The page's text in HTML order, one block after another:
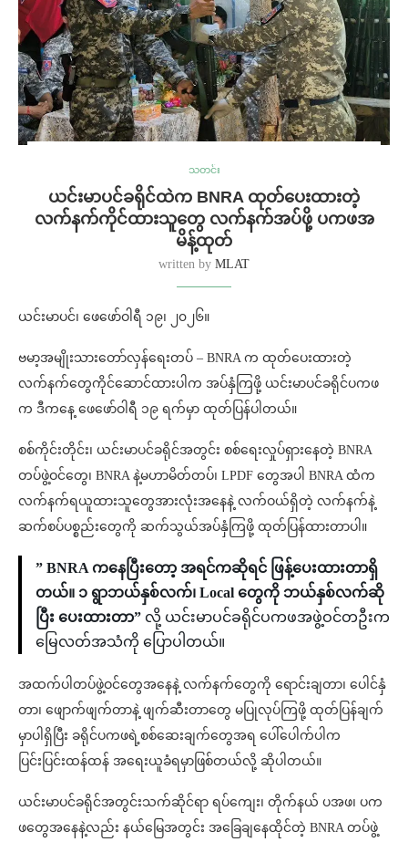
သတင်း
ယင်းမာပင်ခရိုင်ထဲက BNRA ထုတ်ပေးထားတဲ့
လက်နက်ကိုင်ထားသူတွေ လက်နက်အပ်ဖို့ ပကဖအ
မိန့်ထုတ်
written by MLAT
ယင်းမာပင်၊ ဖေဖော်ဝါရီ ၁၉၊ ၂၀၂၆။
ဗမာ့အမျိုးသားတော်လှန်ရေးတပ် – BNRA က ထုတ်ပေးထားတဲ့
လက်နက်တွေကိုင်ဆောင်ထားပါက အပ်နှံကြဖို့ ယင်းမာပင်ခရိုင်ပကဖ
က ဒီကနေ့ ဖေဖော်ဝါရီ ၁၉ ရက်မှာ ထုတ်ပြန်ပါတယ်။
စစ်ကိုင်းတိုင်း၊ ယင်းမာပင်ခရိုင်အတွင်း စစ်ရေးလှုပ်ရှားနေတဲ့ BNRA
တပ်ဖွဲ့ဝင်တွေ၊ BNRA နဲ့မဟာမိတ်တပ်၊ LPDF တွေအပါ BNRA ထံက
လက်နက်ရယူထားသူတွေအားလုံးအနေနဲ့ လက်ဝယ်ရှိတဲ့ လက်နက်နဲ့
ဆက်စပ်ပစ္စည်းတွေကို ဆက်သွယ်အပ်နှံကြဖို့ ထုတ်ပြန်ထားတာပါ။
” BNRA ကနေပြီးတော့ အရင်ကဆိုရင် ဖြန့်ပေးထားတာရှိ
တယ်။ ၁ ရွာဘယ်နှစ်လက်၊ Local တွေကို ဘယ်နှစ်လက်ဆို
ပြီး ပေးထားတာ” လို့ ယင်းမာပင်ခရိုင်ပကဖအဖွဲ့ဝင်တဦးက
မြေလတ်အသံကို ပြောပါတယ်။
အထက်ပါတပ်ဖွဲ့ဝင်တွေအနေနဲ့ လက်နက်တွေကို ရောင်းချတာ၊ ပေါင်နှံ
တာ၊ ဖျောက်ဖျက်တာနဲ့ ဖျက်ဆီးတာတွေ မပြုလုပ်ကြဖို့ ထုတ်ပြန်ချက်
မှာပါရှိပြီး ခရိုင်ပကဖရဲ့စစ်ဆေးချက်တွေအရ ပေါ်ပေါက်ပါက
ပြင်းပြင်းထန်ထန် အရေးယူခံရမှာဖြစ်တယ်လို့ ဆိုပါတယ်။
ယင်းမာပင်ခရိုင်အတွင်းသက်ဆိုင်ရာ ရပ်ကျေး၊ တိုက်နယ် ပအဖ၊ ပက
ဖတွေအနေနဲ့လည်း နယ်မြေအတွင်း အခြေချနေထိုင်တဲ့ BNRA တပ်ဖွဲ့